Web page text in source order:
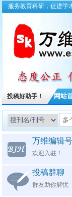
服务教育科研，促进学
投稿好助手！ 网站
万维编辑号
欢迎入驻！
投稿群聊
群友助你解忧